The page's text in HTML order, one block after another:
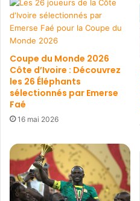
Coupe du Monde 2026
Côte d’Ivoire : Découvrez
les 26 Éléphants
sélectionnés par Emerse
Faé
16 mai 2026